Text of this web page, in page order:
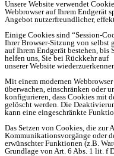
Unsere Website verwendet
Webbrowser auf Ihrem Endgerät
Angebot nutzerfreundlicher,
Einige Cookies sind “Session-
Ihrer Browser-Sitzung von selbst
auf Ihrem Endgerät bestehen, bis
helfen uns, Sie bei Rückkehr auf
unserer Website
Mit einem modernen
überwachen, einschränken oder
konfigurieren, dass Cookies mit
gelöscht werden. Die
kann eine eingeschränkte
Das Setzen von Cookies, die zur
Kommunikationsvorgänge oder
erwünschter Funktionen (z.B.
Grundlage von Art. 6 Abs. 1 lit. f